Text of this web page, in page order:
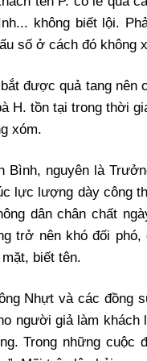
không biết lội.
số ở cách đó không
được quả tang nên
H. tồn tại trong thời
xóm.
Bình, nguyên là
lực lượng dày công
dân chân chất
trở nên khó đối
biết tên.
Nhựt và các đồng
người giả làm khách
Trong những cuộc